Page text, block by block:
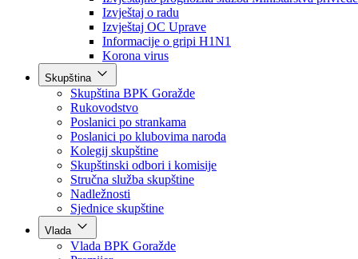
Obavještenja i izvještaji
Obavještenja Vlade
Izvještajno prognozna služba Ministarstva privrede
Izvještaj o radu
Izvještaj OC Uprave
Informacije o gripi H1N1
Korona virus
Skupština
Skupština BPK Goražde
Rukovodstvo
Poslanici po strankama
Poslanici po klubovima naroda
Kolegij skupštine
Skupštinski odbori i komisije
Stručna služba skupštine
Nadležnosti
Sjednice skupštine